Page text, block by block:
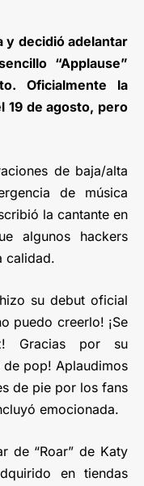
y decidió adelantar
“Applause”
Oficialmente la
19 de agosto, pero
de baja/alta
de música
la cantante en
algunos hackers
calidad.
su debut oficial
puedo creerlo! ¡Se
Gracias por su
de pop! Aplaudimos
de pie por los fans
emocionada.
de “Roar” de Katy
en tiendas